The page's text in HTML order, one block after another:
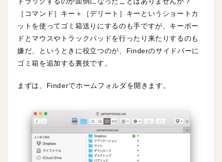
［コマンド］キー＋［デリート］キーというショートカ
ットを使ってゴミ箱送りにするのも手ですが、キーボー
ドとマウスやトラックパッドを行ったり来たりするのも
嫌だ、というときに役立つのが、Finderのサイドバーに
ゴミ箱を追加する裏技です。
まずは、Finderでホームフォルダを開きます。